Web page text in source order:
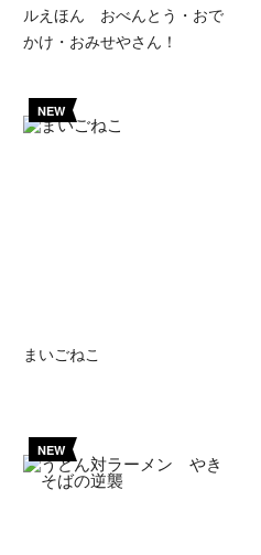
ルえほん おべんとう・おで
かけ・おみせやさん！
NEW
まいごねこ
NEW